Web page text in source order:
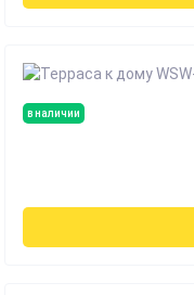
в наличии